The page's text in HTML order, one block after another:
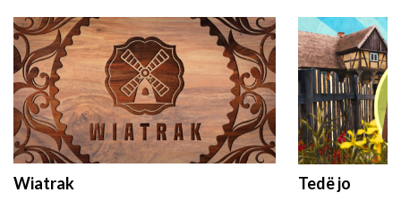
Wiatrak Tedë jo